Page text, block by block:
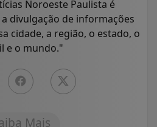
Noroeste Paulista é
divulgação de informações
cidade, a região, o estado, o
e o mundo."
Mais